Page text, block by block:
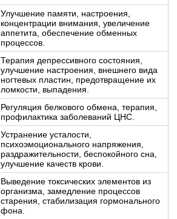
Улучшение памяти, настроения,
концентрации внимания, увеличение
аппетита, обеспечение обменных
процессов.
Терапия депрессивного состояния,
улучшение настроения, внешнего вида
ногтевых пластин, предотвращение их
ломкости, выпадения.
Регуляция белкового обмена, терапия,
профилактика заболеваний ЦНС.
Устранение усталости,
психоэмоционального напряжения,
раздражительности, беспокойного сна,
улучшение качеств крови.
Выведение токсических элементов из
организма, замедление процессов
старения, стабилизация гормонального
фона.